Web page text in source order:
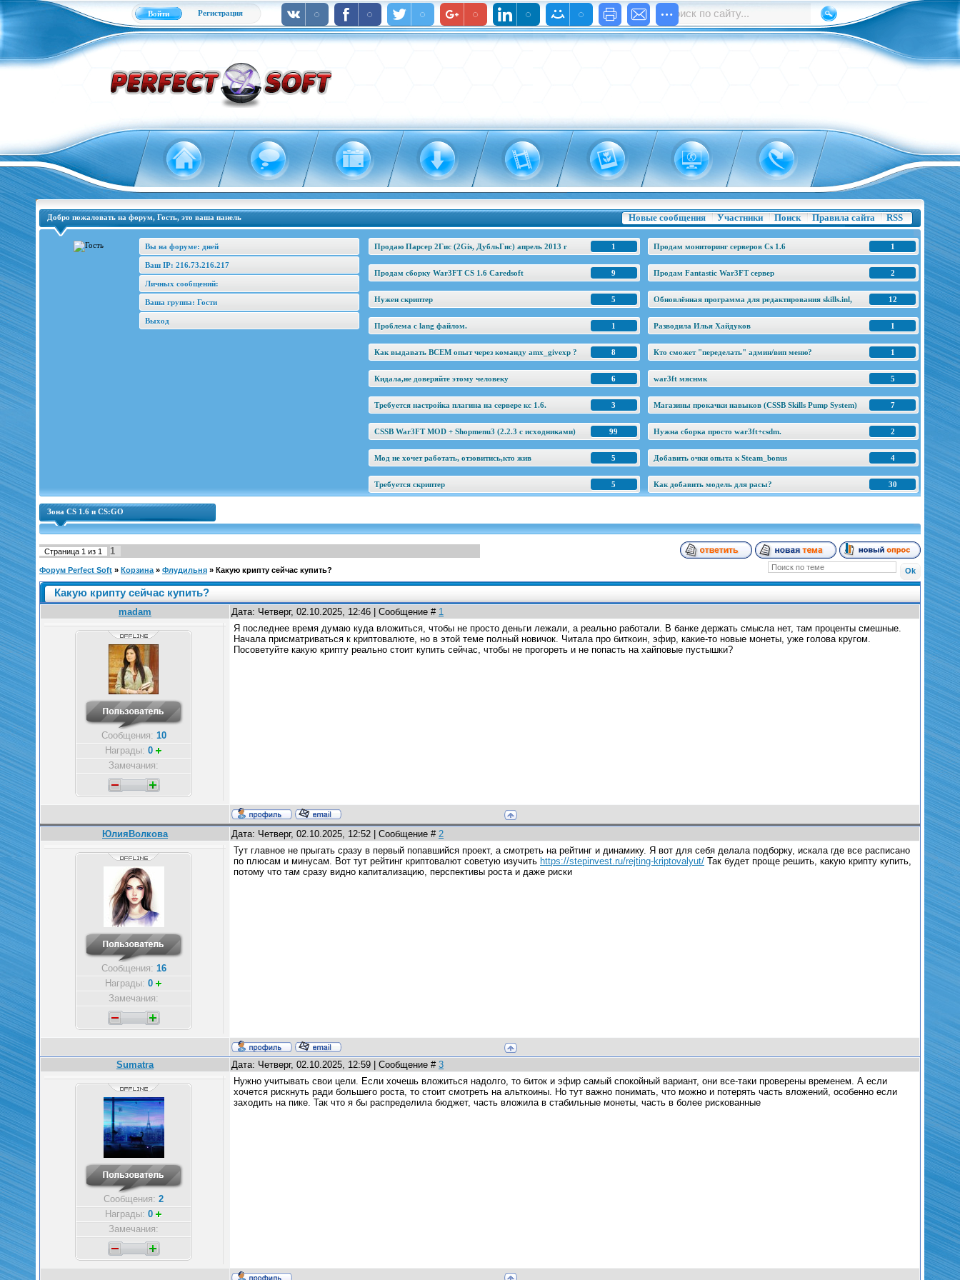
Войти Регистрация
Новые сообщения Участники Поиск Правила сайта RSS
Добро пожаловать на форум, Гость, это ваша панель
Вы на форуме: дней
Ваш IP: 216.73.216.217
Личных сообщений:
Ваша группа: Гости
Выход
1
Продаю Парсер 2Гис (2Gis, ДубльГис) апрель 2013 г 1
Продам мониторинг серверов Cs 1.6
9
Продам сборку War3FT CS 1.6 Caredsoft 2
Продам Fantastic War3FT сервер
5
Нужен скриптер 12
Обновлённая программа для редактирования skills.inl,
1
Проблема с lang файлом. 1
Разводила Илья Хайдуков
8
Как выдавать ВСЕМ опыт через команду amx_givexp ? 1
Кто сможет "переделать" админ/вип меню?
6
Кидала,не доверяйте этому человеку 5
war3ft мяснмк
3
Требуется настройка плагина на сервере кс 1.6. 7
Магазины прокачки навыков (CSSB Skills Pump System)
99
CSSB War3FT MOD + Shopmenu3 (2.2.3 c исходниками) 2
Нужна сборка просто war3ft+csdm.
5
Мод не хочет работать, отзовитись,кто жив 4
Добавить очки опыта к Steam_bonus
5
Требуется скриптер 30
Как добавить модель для расы?
Зона CS 1.6 и CS:GO
Страница 1 из 1 1
Форум Perfect Soft » Корзина » Флудильня » Какую крипту сейчас купить?
Какую крипту сейчас купить?
madam Дата: Четверг, 02.10.2025, 12:46 | Сообщение # 1
Сообщения: 10
Награды: 0
Замечания:
Я последнее время думаю куда вложиться, чтобы не просто деньги лежали, а реально работали. В банке держать смысла нет, там проценты смешные.
Начала присматриваться к криптовалюте, но в этой теме полный новичок. Читала про биткоин, эфир, какие-то новые монеты, уже голова кругом.
Посоветуйте какую крипту реально стоит купить сейчас, чтобы не прогореть и не попасть на хайповые пустышки?
ЮлияВолкова Дата: Четверг, 02.10.2025, 12:52 | Сообщение # 2
Сообщения: 16
Награды: 0
Замечания:
Тут главное не прыгать сразу в первый попавшийся проект, а смотреть на рейтинг и динамику. Я вот для себя делала подборку, искала где все расписано
по плюсам и минусам. Вот тут рейтинг криптовалют советую изучить https://stepinvest.ru/rejting-kriptovalyut/ Так будет проще решить, какую крипту купить,
потому что там сразу видно капитализацию, перспективы роста и даже риски
Sumatra Дата: Четверг, 02.10.2025, 12:59 | Сообщение # 3
Сообщения: 2
Награды: 0
Замечания:
Нужно учитывать свои цели. Если хочешь вложиться надолго, то биток и эфир самый спокойный вариант, они все-таки проверены временем. А если
хочется рискнуть ради большего роста, то стоит смотреть на альткоины. Но тут важно понимать, что можно и потерять часть вложений, особенно если
заходить на пике. Так что я бы распределила бюджет, часть вложила в стабильные монеты, часть в более рискованные